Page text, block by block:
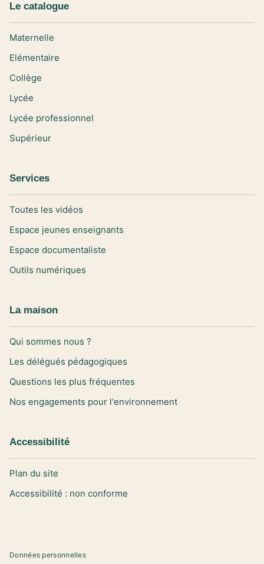
Le catalogue
Maternelle
Elémentaire
Collège
Lycée
Lycée professionnel
Supérieur
Services
Toutes les vidéos
Espace jeunes enseignants
Espace documentaliste
Outils numériques
La maison
Qui sommes nous ?
Les délégués pédagogiques
Questions les plus fréquentes
Nos engagements pour l'environnement
Accessibilité
Plan du site
Accessibilité : non conforme
Données personnelles